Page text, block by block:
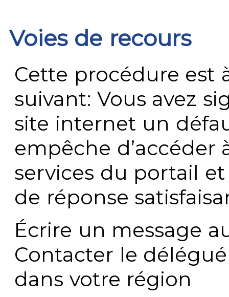
Voies de recours
Cette procédure est
suivant: Vous avez
site internet un
empêche
services du portail
de réponse
Écrire un message
Contacter le
dans votre région